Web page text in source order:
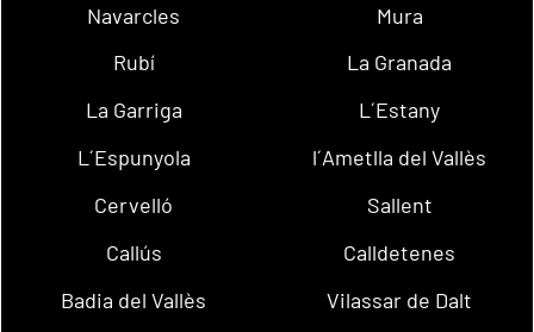
Navarcles
Mura
Rubí
La Granada
La Garriga
L´Estany
L´Espunyola
l´Ametlla del Vallès
Cervelló
Sallent
Callús
Calldetenes
Badia del Vallès
Vilassar de Dalt